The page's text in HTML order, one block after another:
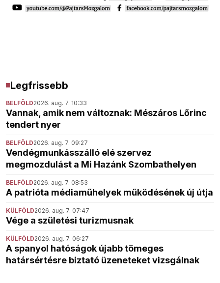
Legfrissebb
BELFÖLD2026. aug. 7. 10:33
Vannak, amik nem változnak: Mészáros Lőrinc
tendert nyer
BELFÖLD2026. aug. 7. 09:27
Vendégmunkásszálló elé szervez
megmozdulást a Mi Hazánk Szombathelyen
BELFÖLD2026. aug. 7. 08:53
A patrióta médiaműhelyek működésének új útja
KÜLFÖLD2026. aug. 7. 07:47
Vége a születési turizmusnak
KÜLFÖLD2026. aug. 7. 06:27
A spanyol hatóságok újabb tömeges
határsértésre biztató üzeneteket vizsgálnak